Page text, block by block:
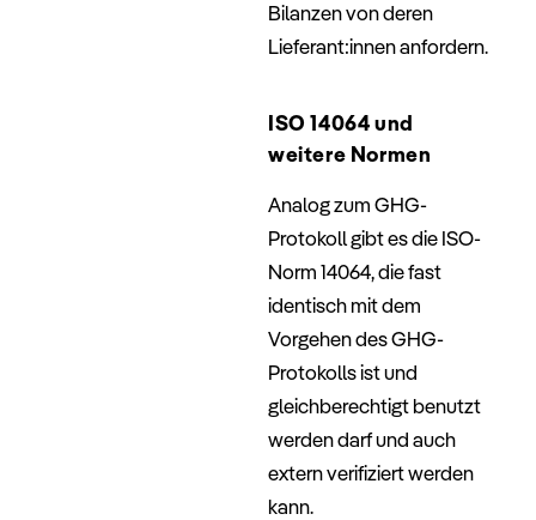
Bilanzen von deren
Lieferant:innen anfordern.
ISO 14064 und
weitere Normen
Analog zum GHG-
Protokoll gibt es die ISO-
Norm 14064, die fast
identisch mit dem
Vorgehen des GHG-
Protokolls ist und
gleichberechtigt benutzt
werden darf und auch
extern verifiziert werden
kann.